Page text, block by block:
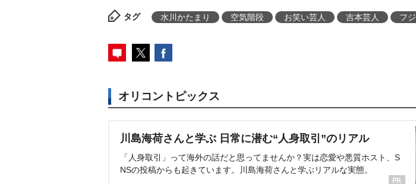
内、過去2回の優勝を誇る秋山、川島らの回答にも注目
熱した戦いが繰り広げられた今大会を制すのは誰なの
タグ 水川かたまり 空気階段 お笑い芸人 吉本芸人 フジ
オリコントピックス
川島海荷さんと学ぶ 日常に潜む“人身取引”のリアル
「人身取引」って海外の話だと思ってませんか？実は恋愛や悪質ホスト、S
NSの投稿からも起きています。川島海荷さんと学ぶリアルな実態。